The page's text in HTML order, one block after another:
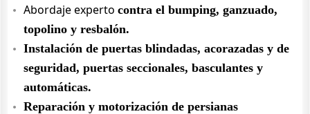
Abordaje experto contra el bumping, ganzuado,
topolino y resbalón.
Instalación de puertas blindadas, acorazadas y de
seguridad, puertas seccionales, basculantes y
automáticas.
Reparación y motorización de persianas